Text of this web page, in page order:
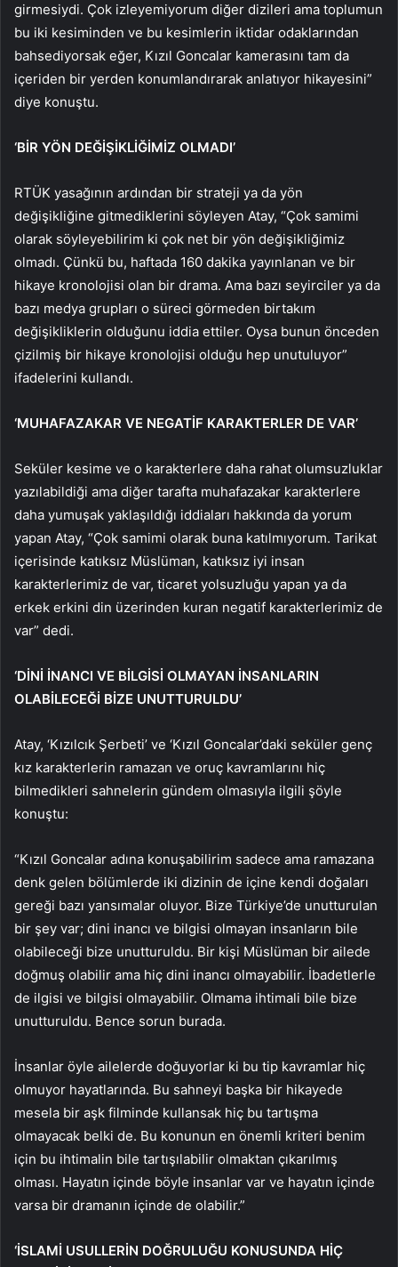
girmesiydi. Çok izleyemiyorum diğer dizileri ama toplumun
bu iki kesiminden ve bu kesimlerin iktidar odaklarından
bahsediyorsak eğer, Kızıl Goncalar kamerasını tam da
içeriden bir yerden konumlandırarak anlatıyor hikayesini”
diye konuştu.
‘BİR YÖN DEĞİŞİKLİĞİMİZ OLMADI’
RTÜK yasağının ardından bir strateji ya da yön
değişikliğine gitmediklerini söyleyen Atay, “Çok samimi
olarak söyleyebilirim ki çok net bir yön değişikliğimiz
olmadı. Çünkü bu, haftada 160 dakika yayınlanan ve bir
hikaye kronolojisi olan bir drama. Ama bazı seyirciler ya da
bazı medya grupları o süreci görmeden birtakım
değişikliklerin olduğunu iddia ettiler. Oysa bunun önceden
çizilmiş bir hikaye kronolojisi olduğu hep unutuluyor”
ifadelerini kullandı.
‘MUHAFAZAKAR VE NEGATİF KARAKTERLER DE VAR’
Seküler kesime ve o karakterlere daha rahat olumsuzluklar
yazılabildiği ama diğer tarafta muhafazakar karakterlere
daha yumuşak yaklaşıldığı iddiaları hakkında da yorum
yapan Atay, “Çok samimi olarak buna katılmıyorum. Tarikat
içerisinde katıksız Müslüman, katıksız iyi insan
karakterlerimiz de var, ticaret yolsuzluğu yapan ya da
erkek erkini din üzerinden kuran negatif karakterlerimiz de
var” dedi.
‘DİNİ İNANCI VE BİLGİSİ OLMAYAN İNSANLARIN
OLABİLECEĞİ BİZE UNUTTURULDU’
Atay, ‘Kızılcık Şerbeti’ ve ‘Kızıl Goncalar’daki seküler genç
kız karakterlerin ramazan ve oruç kavramlarını hiç
bilmedikleri sahnelerin gündem olmasıyla ilgili şöyle
konuştu:
“Kızıl Goncalar adına konuşabilirim sadece ama ramazana
denk gelen bölümlerde iki dizinin de içine kendi doğaları
gereği bazı yansımalar oluyor. Bize Türkiye’de unutturulan
bir şey var; dini inancı ve bilgisi olmayan insanların bile
olabileceği bize unutturuldu. Bir kişi Müslüman bir ailede
doğmuş olabilir ama hiç dini inancı olmayabilir. İbadetlerle
de ilgisi ve bilgisi olmayabilir. Olmama ihtimali bile bize
unutturuldu. Bence sorun burada.
İnsanlar öyle ailelerde doğuyorlar ki bu tip kavramlar hiç
olmuyor hayatlarında. Bu sahneyi başka bir hikayede
mesela bir aşk filminde kullansak hiç bu tartışma
olmayacak belki de. Bu konunun en önemli kriteri benim
için bu ihtimalin bile tartışılabilir olmaktan çıkarılmış
olması. Hayatın içinde böyle insanlar var ve hayatın içinde
varsa bir dramanın içinde de olabilir.”
‘İSLAMİ USULLERİN DOĞRULUĞU KONUSUNDA HİÇ